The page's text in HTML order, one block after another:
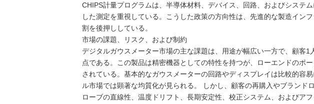
CHIPS計量プログラムは、半導体材料、デバイス、回路、およびシステ
した測定を重視している。こうした政策の方向性は、先進的な製造イン
割を後押ししている。
市場の課題、リスク、および制約
デジタルガウスメーター市場の主な課題は、用途が幅広い一方で、顧客1
点である。この製品は精密機器としての特性を持つが、ローエンドのポ
されている。基本的なガウスメーターの回路やディスプレイは比較的容
ル市場では顕著な均質化が見られる。 しかし、顧客の再購入やブランド
ローブの直線性、温度ドリフト、長期安定性、校正システム、およびア